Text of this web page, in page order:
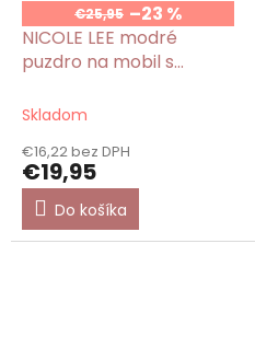
€25,95 –23 %
NICOLE LEE modré
puzdro na mobil s
True
Skladom
€16,22 bez DPH
€19,95
Do košíka